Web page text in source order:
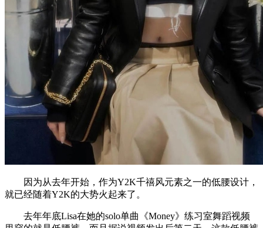
因为从去年开始，作为Y2K千禧风元素之一的低腰设计，
就已经随着Y2K的大势火起来了。
去年年底Lisa在她的solo单曲《Money》练习室舞蹈视频